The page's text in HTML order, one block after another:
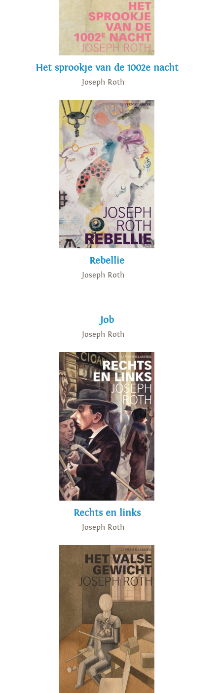
Het sprookje van de 1002e nacht
Joseph Roth
Rebellie
Joseph Roth
Job
Joseph Roth
Rechts en links
Joseph Roth